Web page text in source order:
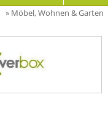
» Möbel, Wohnen & Garten